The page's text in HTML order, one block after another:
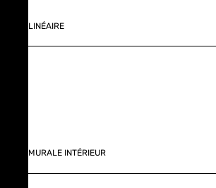
LINÉAIRE
MURALE INTÉRIEUR